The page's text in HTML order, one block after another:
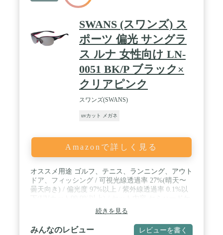
SWANS (スワンズ) ス
ポーツ 偏光 サングラ
ス ルナ 女性向け LN-
0051 BK/P ブラック×
クリアピンク
スワンズ(SWANS)
uvカット メガネ
Amazonで詳しく見る
オススメ用途 ゴルフ、テニス、ランニング、アウト
ドア、フィッシング / 可視光線透過率 27%(晴天〜
曇天向き) / 偏光度 97%以上 / 紫外線透過率 0.1%以
ース、取扱説明書 / サイズ(フロント外寸)高さ4.1cm
横幅13.8cm / 重さ21g
続きを見る
みんなのレビュー レビューを書く